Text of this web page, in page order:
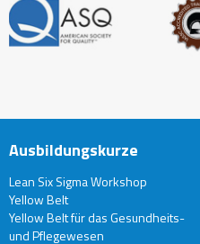
Ausbildungskurze
Lean Six Sigma Workshop
Yellow Belt
Yellow Belt für das Gesundheits-
und Pflegewesen